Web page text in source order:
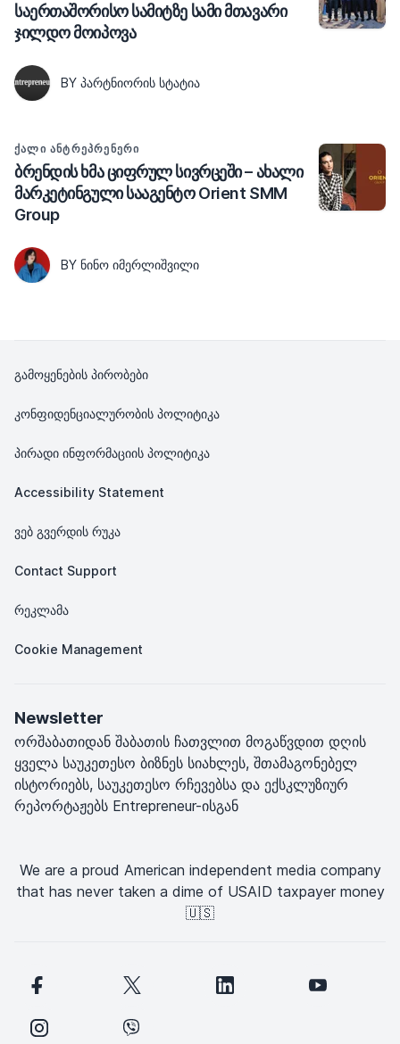
საერთაშორისო სამიტზე სამი მთავარი
ჯილდო მოიპოვა
BY ᲞᲐᲠᲢᲜᲘᲝᲠᲘᲡ ᲡᲢᲐᲢᲘᲐ
ᲥᲐᲚᲘ ᲐᲜᲢᲠᲔᲞᲠᲔᲜᲔᲠᲘ
ბრენდის ხმა ციფრულ სივრცეში – ახალი
მარკეტინგული სააგენტო Orient SMM
Group
BY ᲜᲘᲜᲝ ᲘᲛᲔᲠᲚᲘᲨᲕᲘᲚᲘ
გამოყენების პირობები
კონფიდენციალურობის პოლიტიკა
პირადი ინფორმაციის პოლიტიკა
Accessibility Statement
ვებ გვერდის რუკა
Contact Support
რეკლამა
Cookie Management
Newsletter
ორშაბათიდან შაბათის ჩათვლით მოგაწვდით დღის
ყველა საუკეთესო ბიზნეს სიახლეს, შთამაგონებელ
ისტორიებს, საუკეთესო რჩევებსა და ექსკლუზიურ
რეპორტაჟებს Entrepreneur-ისგან
We are a proud American independent media company
that has never taken a dime of USAID taxpayer money
🇺🇸